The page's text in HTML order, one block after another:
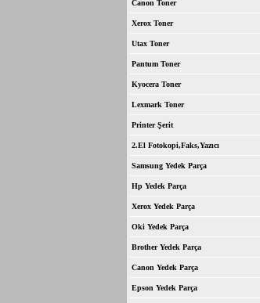
Canon Toner
Xerox Toner
Utax Toner
Pantum Toner
Kyocera Toner
Lexmark Toner
Printer Şerit
2.El Fotokopi,Faks,Yazıcı
Samsung Yedek Parça
Hp Yedek Parça
Xerox Yedek Parça
Oki Yedek Parça
Brother Yedek Parça
Canon Yedek Parça
Epson Yedek Parça